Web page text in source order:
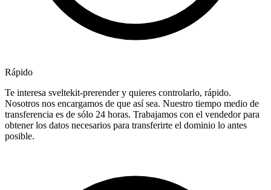
Rápido
Te interesa sveltekit-prerender y quieres controlarlo, rápido.
Nosotros nos encargamos de que así sea. Nuestro tiempo medio de
transferencia es de sólo 24 horas. Trabajamos con el vendedor para
obtener los datos necesarios para transferirte el dominio lo antes
posible.